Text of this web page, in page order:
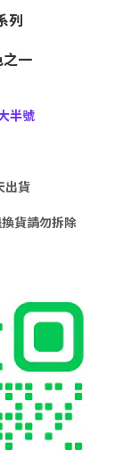
列
一
半號
出貨
貨請勿拆除